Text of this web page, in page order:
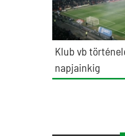
Klub vb
napjainkig